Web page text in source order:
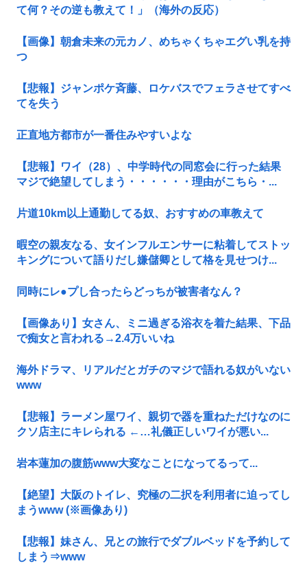
て何？その逆も教えて！」（海外の反応）
【画像】朝倉未来の元カノ、めちゃくちゃエグい乳を持
つ
【悲報】ジャンポケ斉藤、ロケバスでフェラさせてすべ
てを失う
正直地方都市が一番住みやすいよな
【悲報】ワイ（28）、中学時代の同窓会に行った結果
マジで絶望してしまう・・・・・・理由がこちら・...
片道10km以上通勤してる奴、おすすめの車教えて
暇空の親友なる、女インフルエンサーに粘着してストッ
キングについて語りだし嫌儲卿として格を見せつけ...
同時にレ●プし合ったらどっちが被害者なん？
【画像あり】女さん、ミニ過ぎる浴衣を着た結果、下品
で痴女と言われる→2.4万いいね
海外ドラマ、リアルだとガチのマジで語れる奴がいない
www
【悲報】ラーメン屋ワイ、親切で器を重ねただけなのに
クソ店主にキレられる ←…礼儀正しいワイが悪い...
岩本蓮加の腹筋www大変なことになってるって...
【絶望】大阪のトイレ、究極の二択を利用者に迫ってし
まうwww (※画像あり)
【悲報】妹さん、兄との旅行でダブルベッドを予約して
しまう⇒www